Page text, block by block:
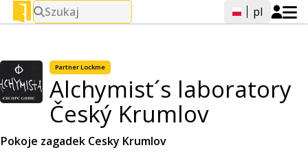
Szukaj pl
Partner Lockme
Alchymist´s laboratory
Český Krumlov
Pokoje zagadek Cesky Krumlov